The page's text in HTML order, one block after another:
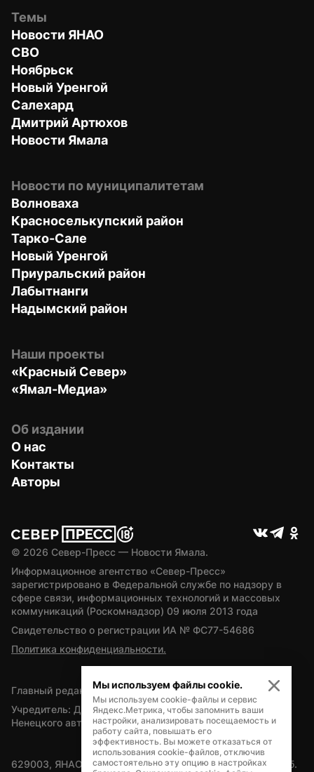
Темы
Новости ЯНАО
СВО
Ноябрьск
Новый Уренгой
Салехард
Дмитрий Артюхов
Новости Ямала
Новости по муниципалитетам
Волноваха
Красноселькупский район
Тарко-Сале
Новый Уренгой
Приуральский район
Лабытнанги
Надымский район
Наши проекты
«Красный Север»
«Ямал-Медиа»
Об издании
О нас
Контакты
Авторы
© 2026 Север-Пресс — Новости Ямала.
Информационное агентство «Север-Пресс»
зарегистрировано в Федеральной службе по надзору в
сфере связи, информационных технологий и массовых
коммуникаций (Роскомнадзор) 09 июля 2013 года
Свидетельство о регистрации ИА № ФС77-54686
Политика конфиденциальности.
Главный редактор — А.Л. Поздеев
Учредитель: Департамент внутренней политики Ямало-
Ненецкого автономного округа
629003, ЯНАО, Салехард, мкр. Богдана Кнунянца, д.1, каб.
Мы используем файлы cookie.
Мы используем cookie-файлы и сервис
Яндекс.Метрика, чтобы запомнить ваши
настройки, анализировать посещаемость и
работу сайта, повышать его
эффективность. Вы можете отказаться от
использования cookie-файлов, отключив
самостоятельно эту опцию в настройках